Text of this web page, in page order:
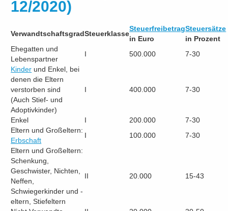
12/2020)
VerwandtschaftsgradSteuerklasse
Steuerfreibetrag
in Euro
Steuersätze
in Prozent
Ehegatten und
Lebenspartner
I 500.000
7-30
Kinder und Enkel, bei
denen die Eltern
verstorben sind
(Auch Stief- und
Adoptivkinder)
I 400.000 7-30
Enkel I 200.000
7-30
Eltern und Großeltern:
Erbschaft
I 100.000
7-30
Eltern und Großeltern:
Schenkung,
Geschwister, Nichten,
Neffen,
Schwiegerkinder und -
eltern, Stiefeltern
II 20.000 15-43